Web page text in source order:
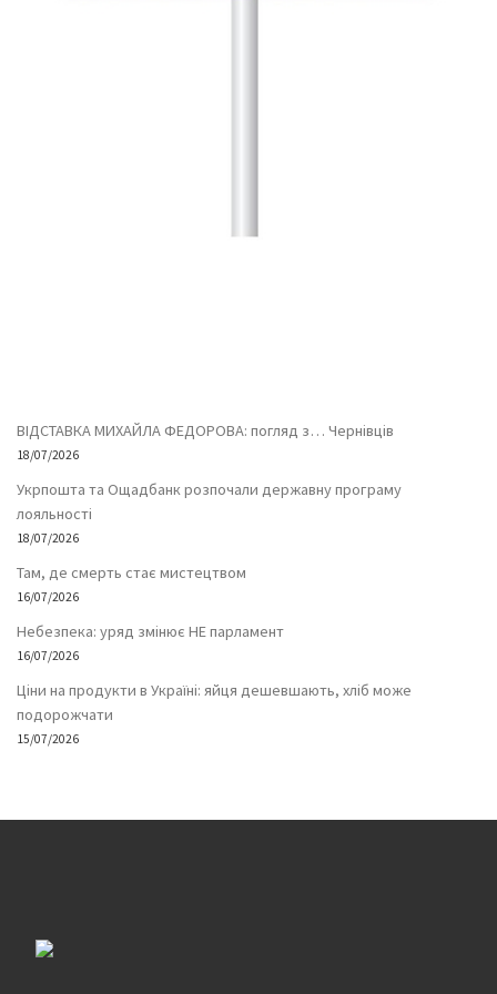
ВІДСТАВКА МИХАЙЛА ФЕДОРОВА: погляд з… Чернівців
18/07/2026
Укрпошта та Ощадбанк розпочали державну програму
лояльності
18/07/2026
Там, де смерть стає мистецтвом
16/07/2026
Небезпека: уряд змінює НЕ парламент
16/07/2026
Ціни на продукти в Україні: яйця дешевшають, хліб може
подорожчати
15/07/2026